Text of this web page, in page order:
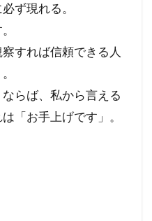
ず現れる。
すれば信頼できる人
らば、私から言える
「お手上げです」。